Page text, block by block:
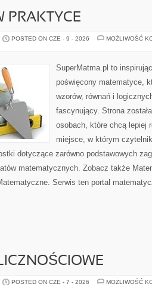
PRAKTYCE
POSTED ON CZE - 9 - 2026
MOŻLIWOŚĆ
SuperMatma.pl to
poświęcony matematyce,
wzorów, równań i
fascynujący. Strona
osobach, które chcą lepiej
miejsce, w którym
dotyczące zarówno podstawowych
matematycznych. Zobacz także
Serwis ten portal
POSTED ON CZE - 7 - 2026
MOŻLIWOŚĆ